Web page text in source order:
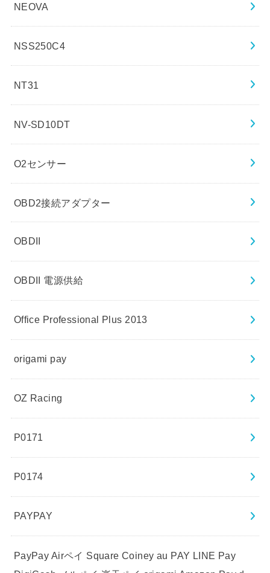
NEOVA
NSS250C4
NT31
NV-SD10DT
O2センサー
OBD2接続アダプター
OBDII
OBDII 電源供給
Office Professional Plus 2013
origami pay
OZ Racing
P0171
P0174
PAYPAY
PayPay Airペイ Square Coiney au PAY LINE Pay